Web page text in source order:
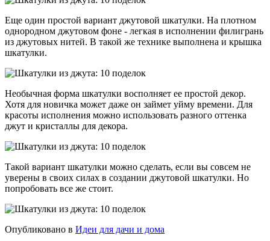
Еще один простой вариант джутовой шкатулки. На плотном
однородном джутовом фоне - легкая в исполнении филигрань
из джутовых нитей. В такой же технике выполнена и крышка
шкатулки.
Необычная форма шкатулки восполняет ее простой декор.
Хотя для новичка может даже он займет уйму времени. Для
красоты исполнения можно использовать разного оттенка
джут и кристаллы для декора.
Такой вариант шкатулки можно сделать, если вы совсем не
уверены в своих силах в создании джутовой шкатулки. Но
попробовать все же стоит.
Опубликовано в Идеи для дачи и дома